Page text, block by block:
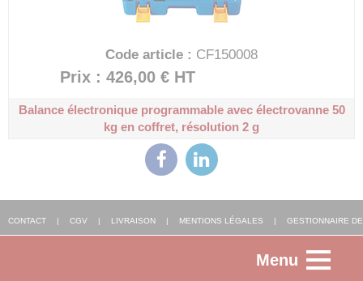
Menu
Code article : CF150008
Prix : 426,00 € HT
Balance électronique programmable avec électrovanne 50
kg en coffret, résolution 2 g
CONTACT | CGV | LIVRAISON | MENTIONS LÉGALES | GESTIONNAIRE DE
: FGP SOLUTIONS